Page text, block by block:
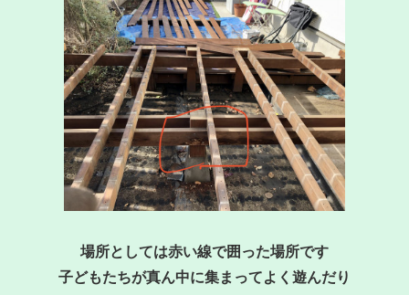
場所としては赤い線で囲った場所です
子どもたちが真ん中に集まってよく遊んだり